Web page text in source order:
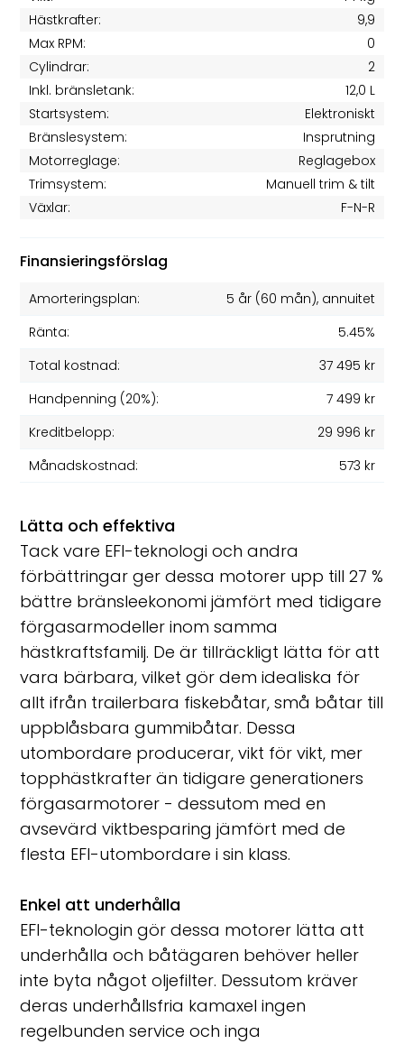
Hästkrafter:
9,9
Max RPM:
0
Cylindrar:
2
Inkl. bränsletank:
12,0 L
Startsystem:
Elektroniskt
Bränslesystem:
Insprutning
Motorreglage:
Reglagebox
Trimsystem:
Manuell trim & tilt
Växlar:
F-N-R
Finansieringsförslag
Amorteringsplan: 5 år(60 mån), annuitet
Ränta:
5.45%
Total kostnad:
37 495 kr
Handpenning (20%):
7 499 kr
Kreditbelopp:
29 996 kr
Månadskostnad:
573 kr
Lätta och effektiva
Tack vare EFI-teknologi och andra
förbättringar ger dessa motorer upp till 27 %
bättre bränsleekonomi jämfört med tidigare
förgasarmodeller inom samma
hästkraftsfamilj. De är tillräckligt lätta för att
vara bärbara, vilket gör dem idealiska för
allt ifrån trailerbara fiskebåtar, små båtar till
uppblåsbara gummibåtar. Dessa
utombordare producerar, vikt för vikt, mer
topphästkrafter än tidigare generationers
förgasarmotorer - dessutom med en
avsevärd viktbesparing jämfört med de
flesta EFI-utombordare i sin klass.
Enkel att underhålla
EFI-teknologin gör dessa motorer lätta att
underhålla och båtägaren behöver heller
inte byta något oljefilter. Dessutom kräver
deras underhållsfria kamaxel ingen
regelbunden service och inga